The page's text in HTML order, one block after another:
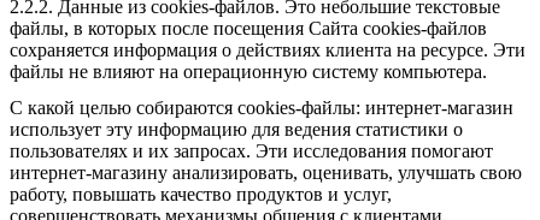
2.2.2. Данные из cookies-файлов. Это небольшие текстовые
файлы, в которых после посещения Сайта cookies-файлов
сохраняется информация о действиях клиента на ресурсе. Эти
файлы не влияют на операционную систему компьютера.
С какой целью собираются cookies-файлы: интернет-магазин
использует эту информацию для ведения статистики о
пользователях и их запросах. Эти исследования помогают
интернет-магазину анализировать, оценивать, улучшать свою
работу, повышать качество продуктов и услуг,